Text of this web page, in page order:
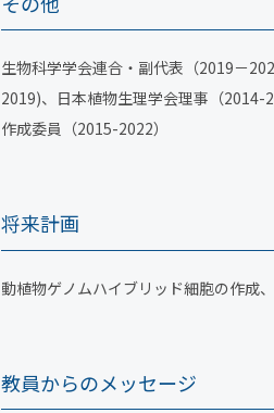
生物科学学会連合・副代表（2019－
2019)、日本植物生理学会理事（2014-
作成委員（2015-2022）
将来計画
動植物ゲノムハイブリッド細胞の作成
教員からのメッセージ